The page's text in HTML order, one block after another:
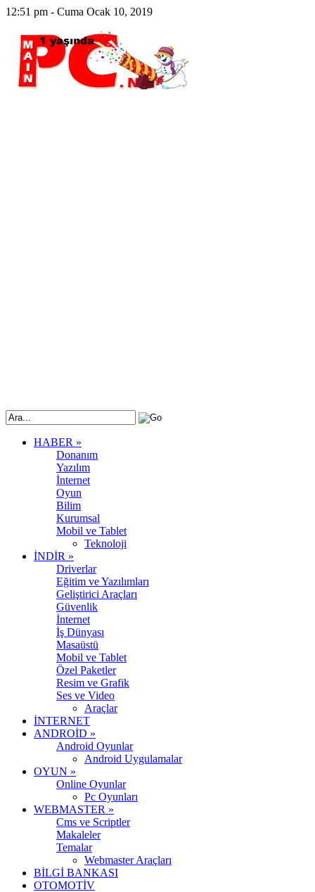
12:51 pm - Cuma Ocak 10, 2019
HABER »
Donanım
Yazılım
İnternet
Oyun
Bilim
Kurumsal
Mobil ve Tablet
Teknoloji
İNDİR »
Driverlar
Eğitim ve Yazılımları
Geliştirici Araçları
Güvenlik
İnternet
İş Dünyası
Masaüstü
Mobil ve Tablet
Özel Paketler
Resim ve Grafik
Ses ve Video
Araçlar
İNTERNET
ANDROİD »
Android Oyunlar
Android Uygulamalar
OYUN »
Online Oyunlar
Pc Oyunları
WEBMASTER »
Cms ve Scriptler
Makaleler
Temalar
Webmaster Araçları
BİLGİ BANKASI
OTOMOTİV